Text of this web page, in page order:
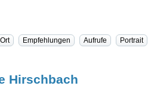
Ort Empfehlungen Aufrufe Portrait
Hirschbach